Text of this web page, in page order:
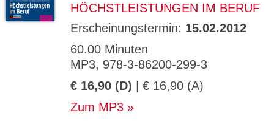
HÖCHSTLEISTUNGEN IM BERUF
Erscheinungstermin: 15.02.2012
60.00 Minuten
MP3, 978-3-86200-299-3
€ 16,90 (D) | € 16,90 (A)
Zum MP3